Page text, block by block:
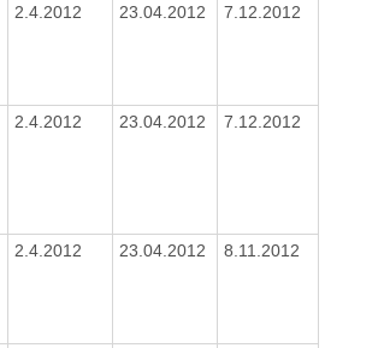
2.4.2012 23.04.2012 7.12.2012
2.4.2012 23.04.2012 7.12.2012
2.4.2012 23.04.2012 8.11.2012